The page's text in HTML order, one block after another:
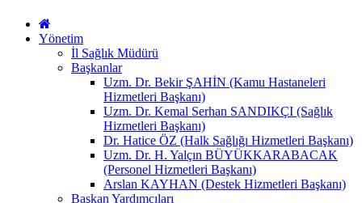
Yönetim
İl Sağlık Müdürü
Başkanlar
Uzm. Dr. Bekir ŞAHİN (Kamu Hastaneleri
Hizmetleri Başkanı)
Uzm. Dr. Kemal Serhan SANDIKÇI (Sağlık
Hizmetleri Başkanı)
Dr. Hatice ÖZ (Halk Sağlığı Hizmetleri Başkanı)
Uzm. Dr. H. Yalçın BÜYÜKKARABACAK
(Personel Hizmetleri Başkanı)
Arslan KAYHAN (Destek Hizmetleri Başkanı)
Başkan Yardımcıları